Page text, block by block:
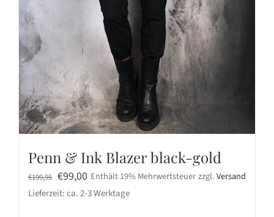
Penn & Ink Blazer black-gold
€199,95 Ursprünglicher
Preis
€99,00Aktueller
Preis
Enthält 19% Mehrwertsteuer zzgl.Versand
Lieferzeit: ca. 2-3 Werktage